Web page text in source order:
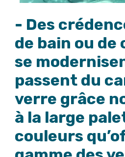
- Des
de bain ou de
se
passent du
verre grâce
à la large
couleurs